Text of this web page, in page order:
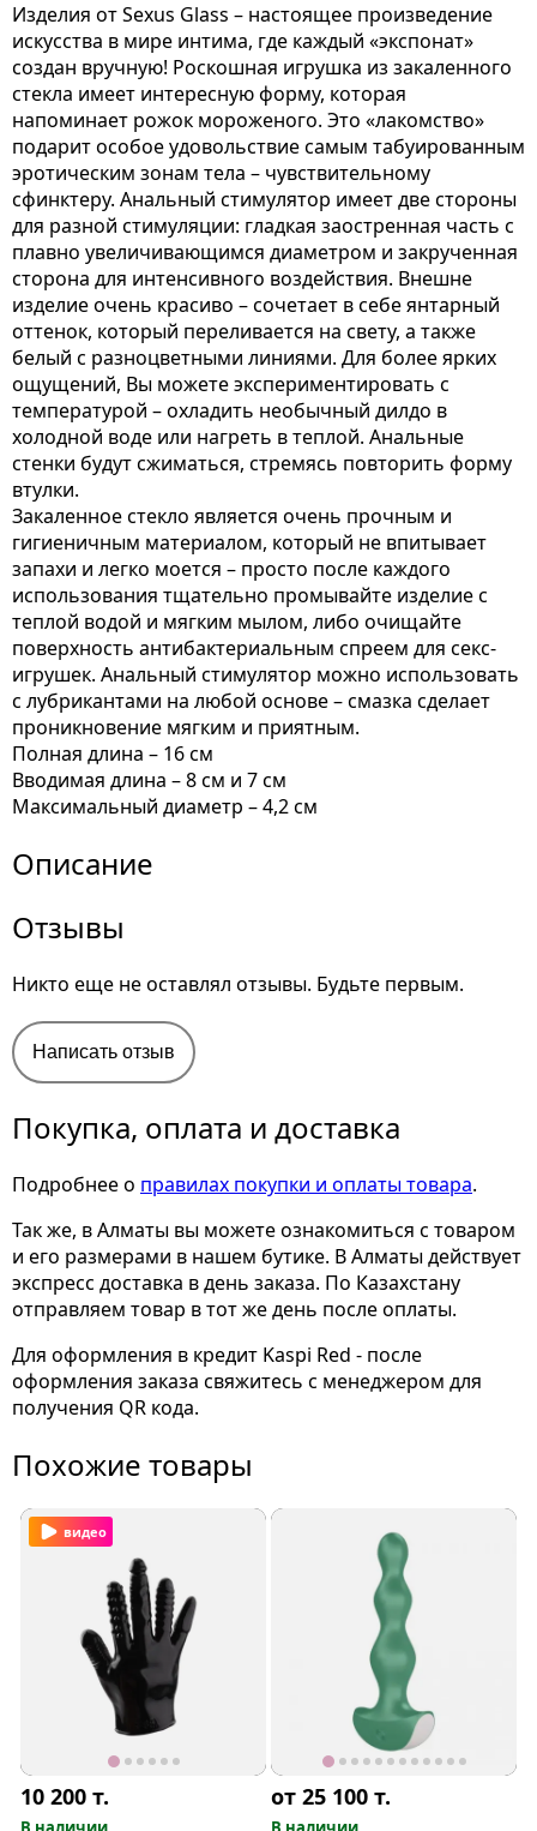
Изделия от Sexus Glass – настоящее произведение
искусства в мире интима, где каждый «экспонат»
создан вручную! Роскошная игрушка из закаленного
стекла имеет интересную форму, которая
напоминает рожок мороженого. Это «лакомство»
подарит особое удовольствие самым табуированным
эротическим зонам тела – чувствительному
сфинктеру. Анальный стимулятор имеет две стороны
для разной стимуляции: гладкая заостренная часть с
плавно увеличивающимся диаметром и закрученная
сторона для интенсивного воздействия. Внешне
изделие очень красиво – сочетает в себе янтарный
оттенок, который переливается на свету, а также
белый с разноцветными линиями. Для более ярких
ощущений, Вы можете экспериментировать с
температурой – охладить необычный дилдо в
холодной воде или нагреть в теплой. Анальные
стенки будут сжиматься, стремясь повторить форму
втулки.
Закаленное стекло является очень прочным и
гигиеничным материалом, который не впитывает
запахи и легко моется – просто после каждого
использования тщательно промывайте изделие с
теплой водой и мягким мылом, либо очищайте
поверхность антибактериальным спреем для секс-
игрушек. Анальный стимулятор можно использовать
с лубрикантами на любой основе – смазка сделает
проникновение мягким и приятным.
Полная длина – 16 см
Вводимая длина – 8 см и 7 см
Максимальный диаметр – 4,2 см
Описание
Отзывы
Никто еще не оставлял отзывы. Будьте первым.
Написать отзыв
Покупка, оплата и доставка
Подробнее о правилах покупки и оплаты товара.
Так же, в Алматы вы можете ознакомиться с товаром
и его размерами в нашем бутике. В Алматы действует
экспресс доставка в день заказа. По Казахстану
отправляем товар в тот же день после оплаты.
Для оформления в кредит Kaspi Red - после
оформления заказа свяжитесь с менеджером для
получения QR кода.
Похожие товары
видео
10 200т. от 25 100т.